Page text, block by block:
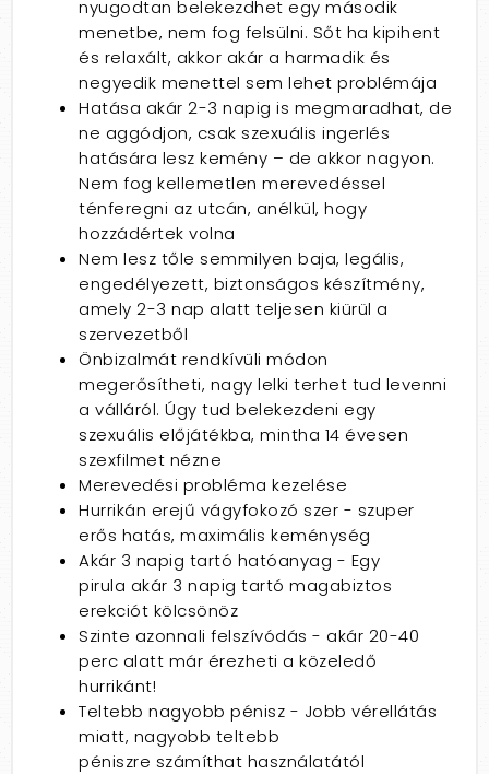
nyugodtan belekezdhet egy második
menetbe, nem fog felsülni. Sőt ha kipihent
és relaxált, akkor akár a harmadik és
negyedik menettel sem lehet problémája
Hatása akár 2-3 napig is megmaradhat, de
ne aggódjon, csak szexuális ingerlés
hatására lesz kemény – de akkor nagyon.
Nem fog kellemetlen merevedéssel
ténferegni az utcán, anélkül, hogy
hozzádértek volna
Nem lesz tőle semmilyen baja, legális,
engedélyezett, biztonságos készítmény,
amely 2-3 nap alatt teljesen kiürül a
szervezetből
Önbizalmát rendkívüli módon
megerősítheti, nagy lelki terhet tud levenni
a válláról. Úgy tud belekezdeni egy
szexuális előjátékba, mintha 14 évesen
szexfilmet nézne
Merevedési probléma kezelése
Hurrikán erejű vágyfokozó szer - szuper
erős hatás, maximális keménység
Akár 3 napig tartó hatóanyag - Egy
pirula akár 3 napig tartó magabiztos
erekciót kölcsönöz
Szinte azonnali felszívódás - akár 20-40
perc alatt már érezheti a közeledő
hurrikánt!
Teltebb nagyobb pénisz - Jobb vérellátás
miatt, nagyobb teltebb
péniszre számíthat használatától